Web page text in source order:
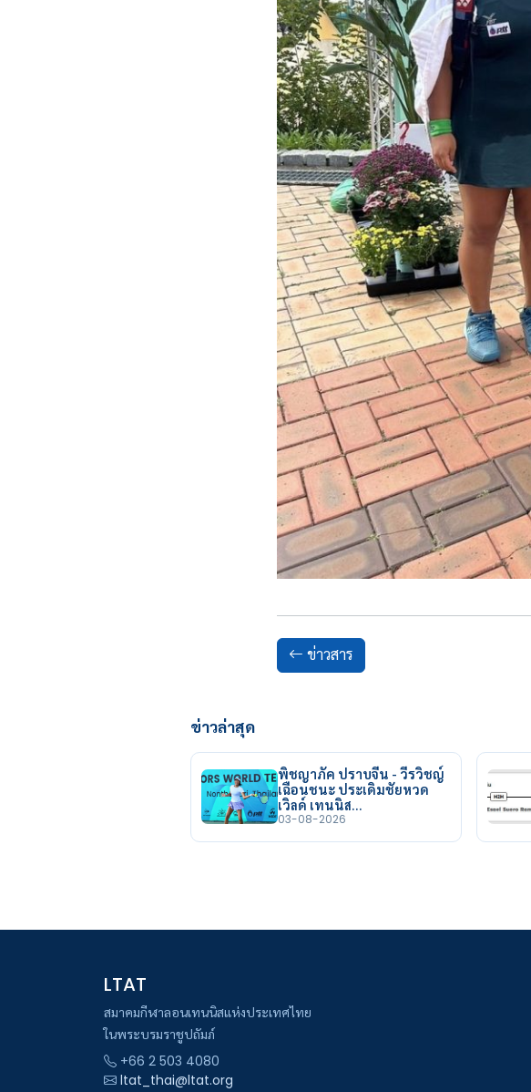
ข่าวสาร
ข่าวล่าสุด
พิชญาภัค ปราบจีน - วีรวิชญ์
เฉือนชนะ ประเดิมชัยหวด
เวิลด์ เทนนิส…
03-08-2026
LTAT
สมาคมกีฬาลอนเทนนิสแห่งประเทศไทย
ในพระบรมราชูปถัมภ์
+66 2 503 4080
ltat_thai@ltat.org